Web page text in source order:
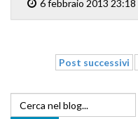
6 febbraio 2013 23:18
Post successivi